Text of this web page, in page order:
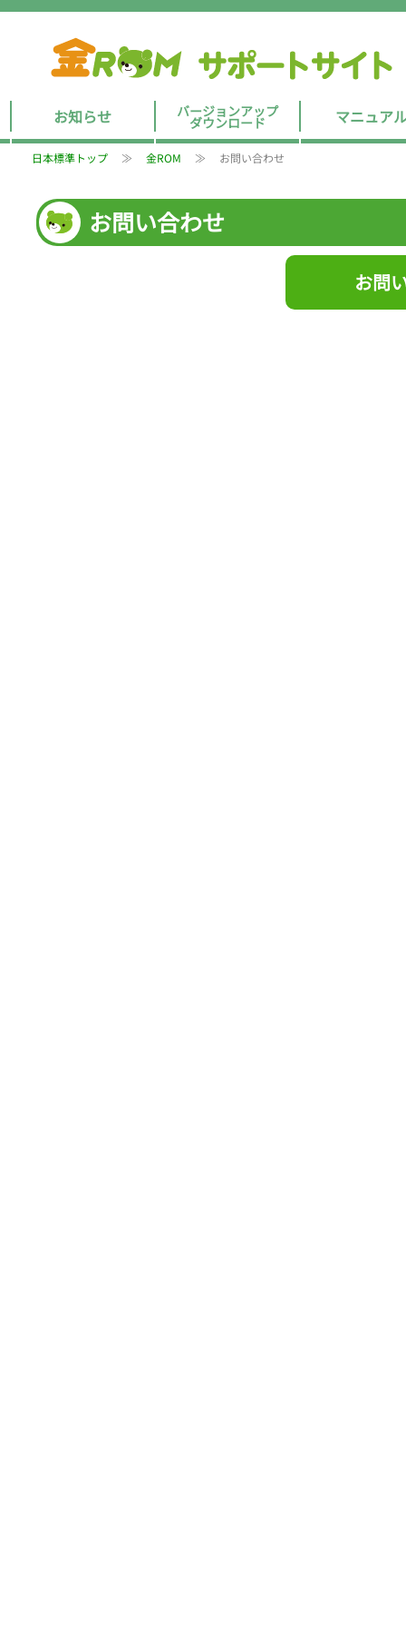
お知らせ バージョンアップ
ダウンロード マニュア
日本標準トップ 金ROM お問い合わせ
お問い合わせ
お問